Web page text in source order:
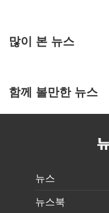
많이 본 뉴스
함께 볼만한 뉴스
뉴스
뉴스북